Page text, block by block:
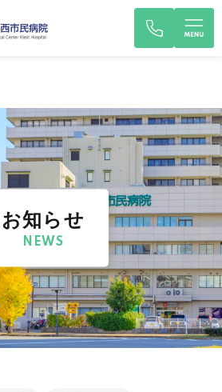
お知らせ
NEWS